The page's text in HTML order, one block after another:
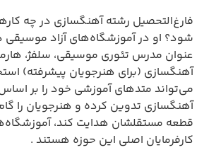
فارغ‌التحصیل رشته آهنگسازی در چه
شود؟ او در آموزشگاه‌های آزاد موسیقی
عنوان مدرس تئوری موسیقی، سلفژ،
آهنگسازی (برای هنرجویان پیشرفته)
می‌تواند متدهای آموزشی خود را بر
آهنگسازی تدوین کرده و هنرجویان را
قطعه مستقلشان هدایت کند،
کارفرمایان اصلی این حوزه هستند .